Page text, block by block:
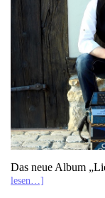
Das neue Album
lesen…]